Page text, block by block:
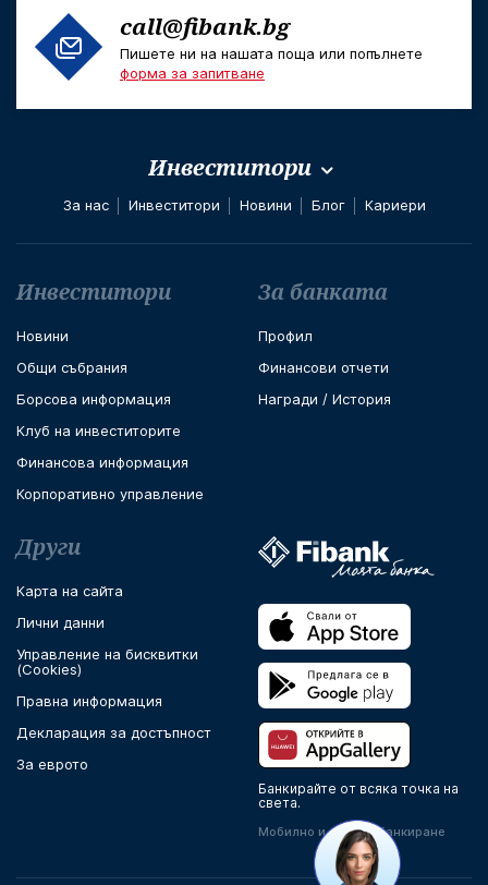
call@fibank.bg
Пишете ни на нашата поща или попълнете
форма за запитване
Инвеститори
За нас Инвеститори Новини Блог Кариери
Футър навигация
Инвеститори
Новини
Общи събрания
Борсова информация
Клуб на инвеститорите
Финансова информация
Корпоративно управление
За банката
Профил
Финансови отчети
Награди / История
Други
Карта на сайта
Лични данни
Управление на бисквитки
(Cookies)
Правна информация
Декларация за достъпност
За еврото
Банкирайте от всяка точка на
света.
Мобилно и онлайн банкиране